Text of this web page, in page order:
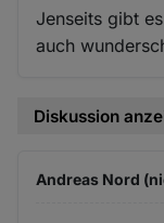
Jenseits gibt
auch
Diskussion
Andreas Nord